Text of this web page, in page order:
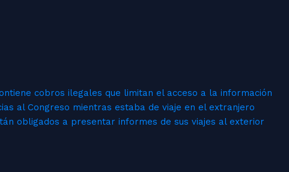
cobros ilegales que limitan el acceso a la información
al Congreso mientras estaba de viaje en el extranjero
obligados a presentar informes de sus viajes al exterior